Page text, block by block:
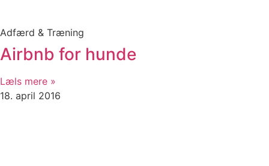
Adfærd & Træning
Airbnb for hunde
Læls mere »
18. april 2016